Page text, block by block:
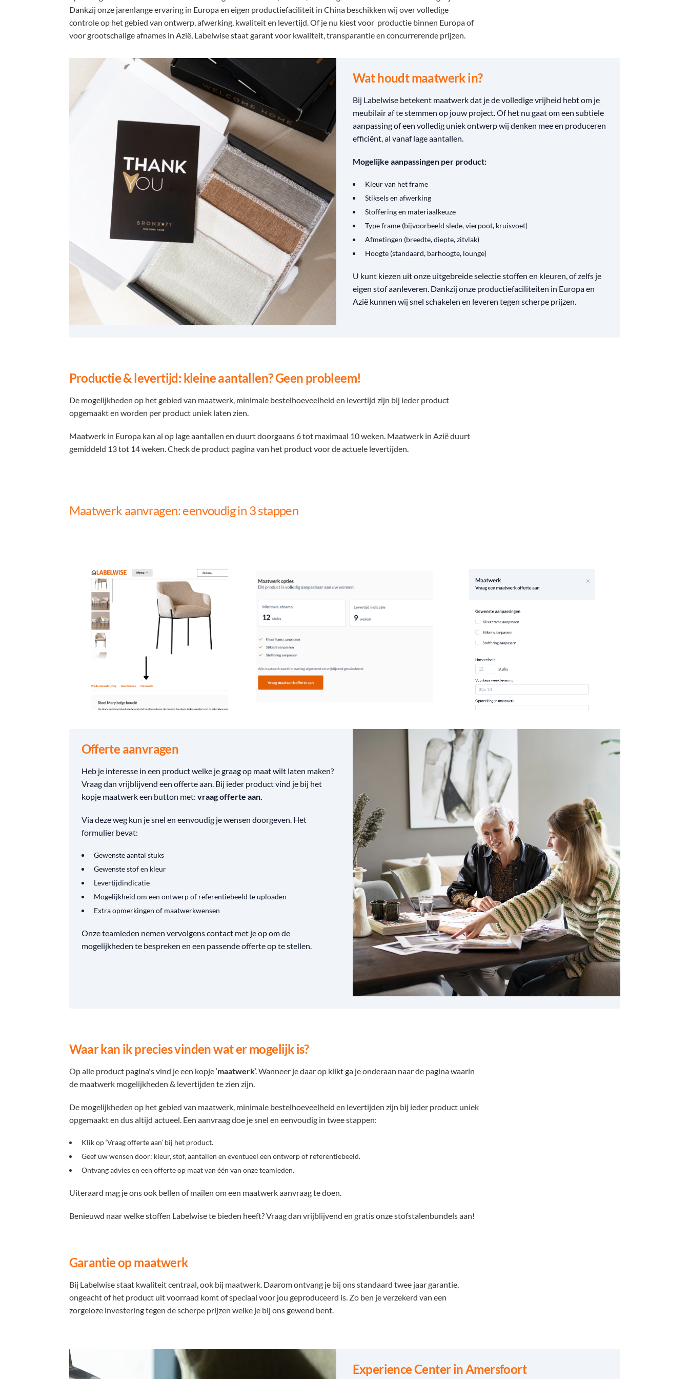
Dankzij onze jarenlange ervaring in Europa en eigen productiefaciliteit in China beschikken wij over volledige
controle op het gebied van ontwerp, afwerking, kwaliteit en levertijd. Of je nu kiest voor productie binnen Europa of
voor grootschalige afnames in Azië, Labelwise staat garant voor kwaliteit, transparantie en concurrerende prijzen.
Wat houdt maatwerk in?
Bij Labelwise betekent maatwerk dat je de volledige vrijheid hebt om je
meubilair af te stemmen op jouw project. Of het nu gaat om een subtiele
aanpassing of een volledig uniek ontwerp wij denken mee en produceren
efficiënt, al vanaf lage aantallen.
Mogelijke aanpassingen per product:
Kleur van het frame
Stiksels en afwerking
Stoffering en materiaalkeuze
Type frame (bijvoorbeeld slede, vierpoot, kruisvoet)
Afmetingen (breedte, diepte, zitvlak)
Hoogte (standaard, barhoogte, lounge)
U kunt kiezen uit onze uitgebreide selectie stoffen en kleuren, of zelfs je
eigen stof aanleveren. Dankzij onze productiefaciliteiten in Europa en
Azië kunnen wij snel schakelen en leveren tegen scherpe prijzen.
Productie & levertijd: kleine aantallen? Geen probleem!
De mogelijkheden op het gebied van maatwerk, minimale bestelhoeveelheid en levertijd zijn bij ieder product
opgemaakt en worden per product uniek laten zien.
Maatwerk in Europa kan al op lage aantallen en duurt doorgaans 6 tot maximaal 10 weken. Maatwerk in Azië duurt
gemiddeld 13 tot 14 weken. Check de product pagina van het product voor de actuele levertijden.
Maatwerk aanvragen: eenvoudig in 3 stappen
Offerte aanvragen
Heb je interesse in een product welke je graag op maat wilt laten maken?
Vraag dan vrijblijvend een offerte aan. Bij ieder product vind je bij het
kopje maatwerk een button met: vraag offerte aan.
Via deze weg kun je snel en eenvoudig je wensen doorgeven. Het
formulier bevat:
Gewenste aantal stuks
Gewenste stof en kleur
Levertijdindicatie
Mogelijkheid om een ontwerp of referentiebeeld te uploaden
Extra opmerkingen of maatwerkwensen
Onze teamleden nemen vervolgens contact met je op om de
mogelijkheden te bespreken en een passende offerte op te stellen.
Waar kan ik precies vinden wat er mogelijk is?
Op alle product pagina's vind je een kopje ‘maatwerk’. Wanneer je daar op klikt ga je onderaan naar de pagina waarin
de maatwerk mogelijkheden & levertijden te zien zijn.
De mogelijkheden op het gebied van maatwerk, minimale bestelhoeveelheid en levertijden zijn bij ieder product uniek
opgemaakt en dus altijd actueel. Een aanvraag doe je snel en eenvoudig in twee stappen:
Klik op ‘Vraag offerte aan’ bij het product.
Geef uw wensen door: kleur, stof, aantallen en eventueel een ontwerp of referentiebeeld.
Ontvang advies en een offerte op maat van één van onze teamleden.
Uiteraard mag je ons ook bellen of mailen om een maatwerk aanvraag te doen.
Benieuwd naar welke stoffen Labelwise te bieden heeft? Vraag dan vrijblijvend en gratis onze stofstalenbundels aan!
Garantie op maatwerk
Bij Labelwise staat kwaliteit centraal, ook bij maatwerk. Daarom ontvang je bij ons standaard twee jaar garantie,
ongeacht of het product uit voorraad komt of speciaal voor jou geproduceerd is. Zo ben je verzekerd van een
zorgeloze investering tegen de scherpe prijzen welke je bij ons gewend bent.
Experience Center in Amersfoort